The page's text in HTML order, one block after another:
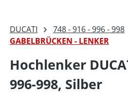
DUCATI
748 - 916 - 996 - 998
GABELBRÜCKEN - LENKER
Hochlenker
996-998, Silber